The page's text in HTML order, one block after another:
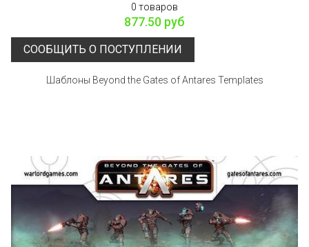
0 товаров
877.50 руб
СООБЩИТЬ О ПОСТУПЛЕНИИ
Шаблоны Beyond the Gates of Antares Templates